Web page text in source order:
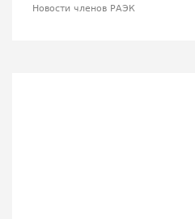
Новости членов РАЭК